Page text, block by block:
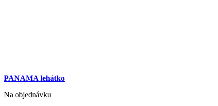
PANAMA lehátko
Na objednávku